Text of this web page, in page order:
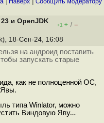
и OpenJDK
+1 + / –
18-Сен-24, 16:08
на андроид поставить
запускать старые
как не полноценной ОС,
Явы.
типа Winlator, можно
Виндовую Яву...